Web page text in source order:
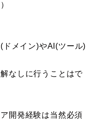
メイン)やAI(ツール)
なしに行うことはで
開発経験は当然必須